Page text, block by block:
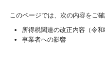
顧問契約のながれ
料金について
このページでは、次の内容をご確
所得税関連の改正内容（令和
事業者への影響